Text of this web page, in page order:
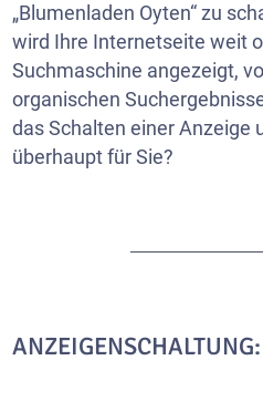
„Blumenladen Oyten“ zu
wird Ihre Internetseite weit
Suchmaschine angezeigt,
organischen
das Schalten einer Anzeige
überhaupt für Sie?
ANZEIGENSCHALTUNG: